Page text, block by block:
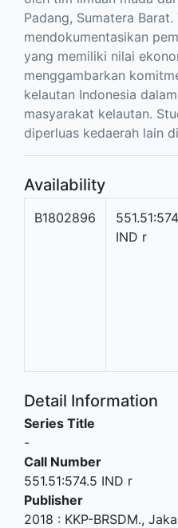
Padang, Sumatera
mendokumentasikan
yang memiliki nilai
menggambarkan
kelautan Indonesia
masyarakat kelautan.
diperluas kedaerah lain
Availability
B1802896
IND r
Detail Information
Series Title
-
Call Number
551.51:574.5 IND r
Publisher
2018 : KKP-BRSDM.,